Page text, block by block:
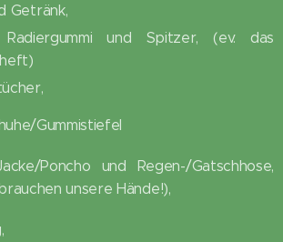
Getränk,
Radiergummi und Spitzer, (ev. das
Gummistiefel
Poncho und Regen-/Gatschhose,
unsere Hände!),